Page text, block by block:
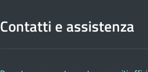
Contatti e assistenza